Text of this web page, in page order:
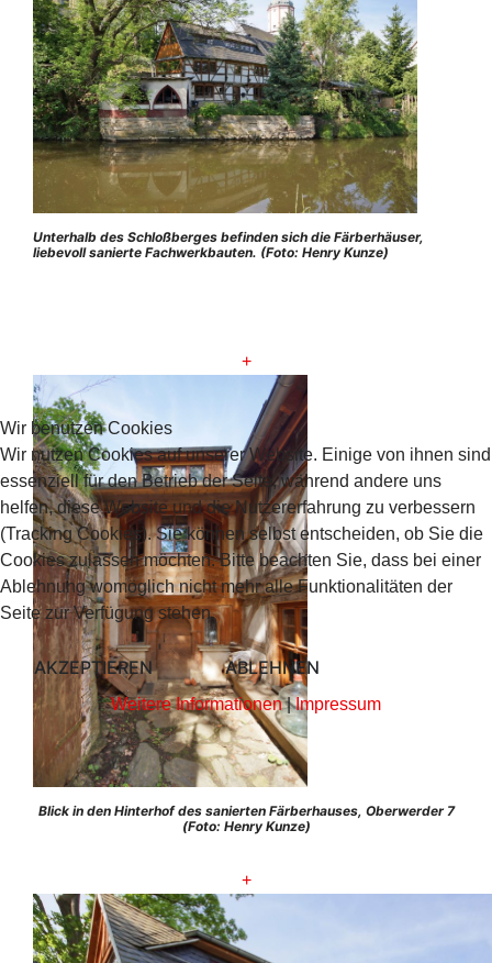
Unterhalb des Schloßberges befinden sich die Färberhäuser,
liebevoll sanierte Fachwerkbauten. (Foto: Henry Kunze)
+
Blick in den Hinterhof des sanierten Färberhauses, Oberwerder 7
(Foto: Henry Kunze)
+
Wir benutzen Cookies
Wir nutzen Cookies auf unserer Website. Einige von ihnen sind
essenziell für den Betrieb der Seite, während andere uns
helfen, diese Website und die Nutzererfahrung zu verbessern
(Tracking Cookies). Sie können selbst entscheiden, ob Sie die
Cookies zulassen möchten. Bitte beachten Sie, dass bei einer
Ablehnung womöglich nicht mehr alle Funktionalitäten der
Seite zur Verfügung stehen.
AKZEPTIEREN ABLEHNEN
Weitere Informationen|Impressum